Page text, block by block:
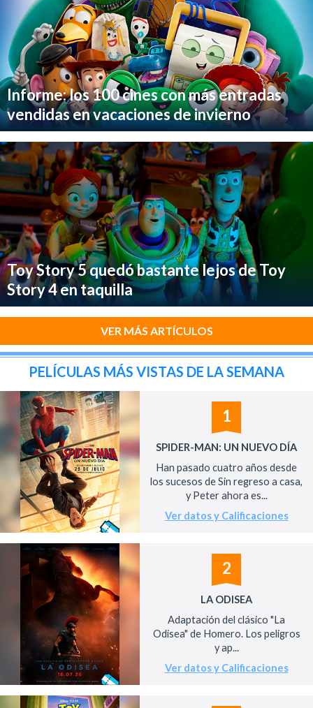
Informe: los 100 cines con más entradas
vendidas en vacaciones de invierno
Toy Story 5 quedó bastante lejos de Toy
Story 4 en taquilla
VER MÁS ARTÍCULOS
PELÍCULAS MÁS VISTAS DE LA SEMANA
1
SPIDER-MAN: UN NUEVO DÍA
Han pasado cuatro años desde
los sucesos de Sin regreso a casa,
y Peter ahora es...
Ver datos y Calificaciones
2
LA ODISEA
Adaptación del clásico "La
Odisea" de Homero. Los peligros
y ap...
Ver datos y Calificaciones